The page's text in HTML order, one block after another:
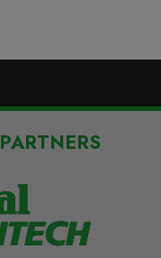
PARTNERS